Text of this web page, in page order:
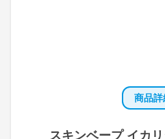
商品詳
スキンベープ イカ